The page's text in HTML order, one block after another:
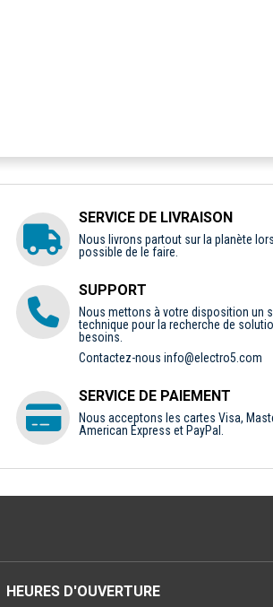
SERVICE DE LIVRAISON
Nous livrons partout sur la planète
possible de le faire.
SUPPORT
Nous mettons à votre disposition un
technique pour la recherche de
besoins.
Contactez-nous info@electro5.com
SERVICE DE PAIEMENT
Nous acceptons les cartes Visa,
American Express et PayPal.
HEURES D'OUVERTURE